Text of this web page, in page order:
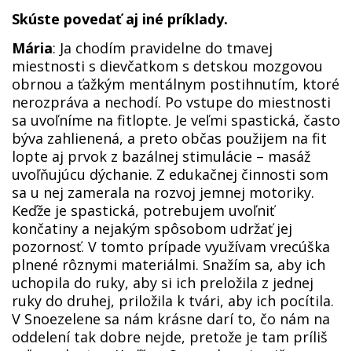
Skúste povedať aj iné príklady.
Mária: Ja chodím pravidelne do tmavej
miestnosti s dievčatkom s detskou mozgovou
obrnou a ťažkým mentálnym postihnutím, ktoré
nerozpráva a nechodí. Po vstupe do miestnosti
sa uvoľníme na fitlopte. Je veľmi spastická, často
býva zahlienená, a preto občas použijem na fit
lopte aj prvok z bazálnej stimulácie – masáž
uvoľňujúcu dýchanie. Z edukačnej činnosti som
sa u nej zamerala na rozvoj jemnej motoriky.
Keďže je spastická, potrebujem uvoľniť
končatiny a nejakým spôsobom udržať jej
pozornosť. V tomto prípade využívam vrecúška
plnené rôznymi materiálmi. Snažím sa, aby ich
uchopila do ruky, aby si ich preložila z jednej
ruky do druhej, priložila k tvári, aby ich pocítila.
V Snoezelene sa nám krásne darí to, čo nám na
oddelení tak dobre nejde, pretože je tam príliš